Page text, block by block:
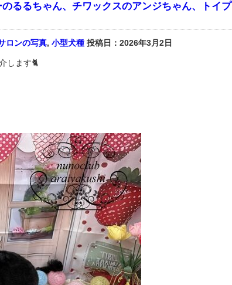
のるるちゃん、チワックスのアンジちゃん、トイプ
ロンの写真, 小型犬種 投稿日：2026年3月2日
します🐈